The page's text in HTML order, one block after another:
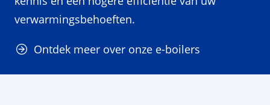
verwarmingsbehoeften.
Ontdek meer over onze e-boilers